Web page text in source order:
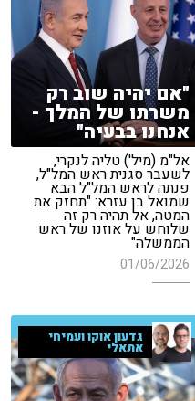
"אם יהיה שוב רק
משרתו של המלך -
אנחנו בבעיה"
אל"מ (מיל') טליה לנקרי,
לשעבר סגנית ראש המל"ל,
פנתה לראש המל"ל הבא
שמואל בן עזרא: "תחזק את
המטה, אל תהיה רק זה
שלוחש על אוזנו של ראש
הממשלה"
01/06/2026
גדעון אוקו ועמיחי
אתאלי